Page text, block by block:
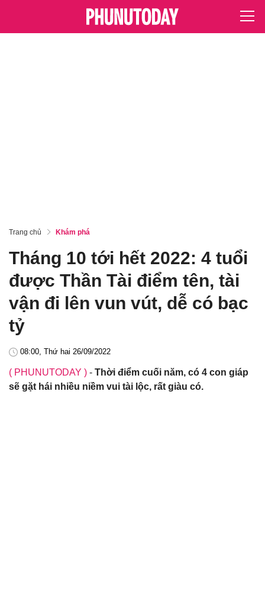
Trang chủ Khám phá
Tháng 10 tới hết 2022: 4 tuổi
được Thần Tài điểm tên, tài
vận đi lên vun vút, dễ có bạc
tỷ
08:00, Thứ hai 26/09/2022
( PHUNUTODAY ) - Thời điểm cuối năm, có 4 con giáp
sẽ gặt hái nhiều niềm vui tài lộc, rất giàu có.